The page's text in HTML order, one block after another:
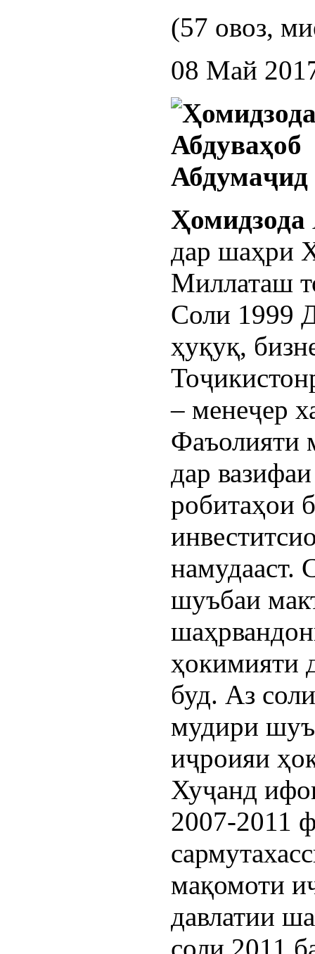
(57 овоз,
08 Май
Ҳомидзода
дар шаҳри
Миллаташ
Соли 1999
ҳуқуқ,
– менеҷер
Фаъолияти
дар
робитаҳои
намудааст.
шуъбаи
ҳокимияти
буд. Аз
мудири
иҷроияи
Хуҷанд
2007-2011
мақомоти
давлатии
соли 2011